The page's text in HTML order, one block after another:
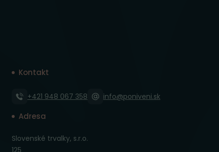
Kontakt
+421 948 067 358 info@poniveni.sk
Adresa
Slovenské trvalky, s.r.o.